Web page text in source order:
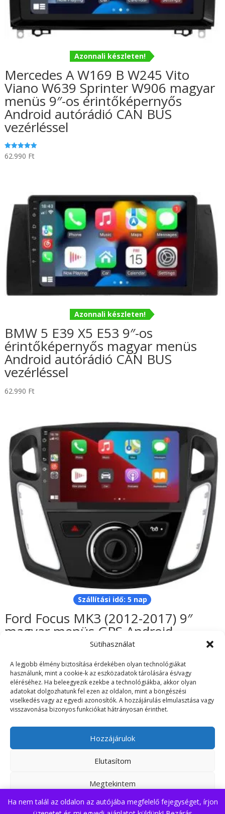
Sütihasználat
A legjobb élmény biztosítása érdekében olyan technológiákat
használunk, mint a cookie-k az eszközadatok tárolására és/vagy
eléréséhez. Ha beleegyezik ezekbe a technológiákba, akkor olyan
adatokat dolgozhatunk fel ezen az oldalon, mint a böngészési
viselkedés vagy az egyedi azonosítók. A hozzájárulás elmulasztása vagy
visszavonása bizonyos funkciókat hátrányosan érinthet.
Hozzájárulok
Elutasítom
Megtekintem
Adatvédelmi irányelvek
Ha nem talál az oldalon az autójába megfelelő fejegységet, írjon
Azonnali készleten!
Mercedes A W169 B W245 Vito
Viano W639 Sprinter W906 magyar
menüs 9″-os érintőképernyős
Android autórádió CAN BUS
vezérléssel
Értékelés:
5.00
62.990 Ft
Azonnali készleten!
BMW 5 E39 X5 E53 9″-os
érintőképernyős magyar menüs
Android autórádió CAN BUS
vezérléssel
62.990 Ft
Szállítási idő: 5 nap
Ford Focus MK3 (2012-2017) 9″
magyar menüs GPS Android
autórádió gyári helyére
62.990Ft
ÁSZF
Adatvédelmi irányelvek
Visszaküldés/Garancia
Szállítási információk
Árukereső.hu